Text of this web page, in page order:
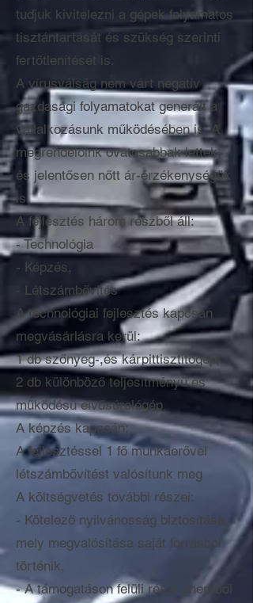
tudjuk kivitelezni a gépek folyamatos
tisztántartását és szükség szerinti
fertőtlenítését is.
A vírusválság nem várt negatív
gazdasági folyamatokat generált a
vállalkozásunk működésében is. A
megrendelőink óvatosabbak lettek,
és jelentősen nőtt ár-érzékenységük
is.
A fejlesztés három részből áll:
- Technológia
- Képzés,
- Létszámbővítés
A technológiai fejlesztés kapcsán
megvásárlásra kerül:
1 db szőnyeg-,és kárpittisztítógép,
2 db különböző teljesítményű és
működésű elvűsúrológép
A képzés kapcsán:
A fejlesztéssel 1 fő munkaerővel
létszámbővítést valósítunk meg
A költségvetés további részei:
- Kötelező nyilvánosság biztosítása,
mely megvalósítása saját forrásból
történik,
- A támogatáson felüli részt önerőből